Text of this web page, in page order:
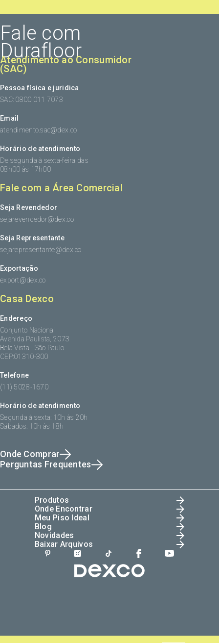
Fale com
Durafloor
Atendimento ao Consumidor
(SAC)
Pessoa física e juridica
SAC: 0800 011 7073
Email
atendimento.sac@dex.co
Horário de atendimento
De segunda à sexta-feira das
08h00 às 17h00
Fale com a Área Comercial
Seja Revendedor
sejarevendedor@dex.co
Seja Representante
sejarepresentante@dex.co
Exportação
export@dex.co
Casa Dexco
Endereço
Conjunto Nacional
Avenida Paulista, 2073
Bela Vista - São Paulo
CEP:01310-300
Telefone
(11) 5028-1670
Horário de atendimento
Segunda à sexta: 10h às 20h
Sábados: 10h às 18h
Onde Comprar
Perguntas Frequentes
Produtos
Onde Encontrar
Meu Piso Ideal
Blog
Novidades
Baixar Arquivos